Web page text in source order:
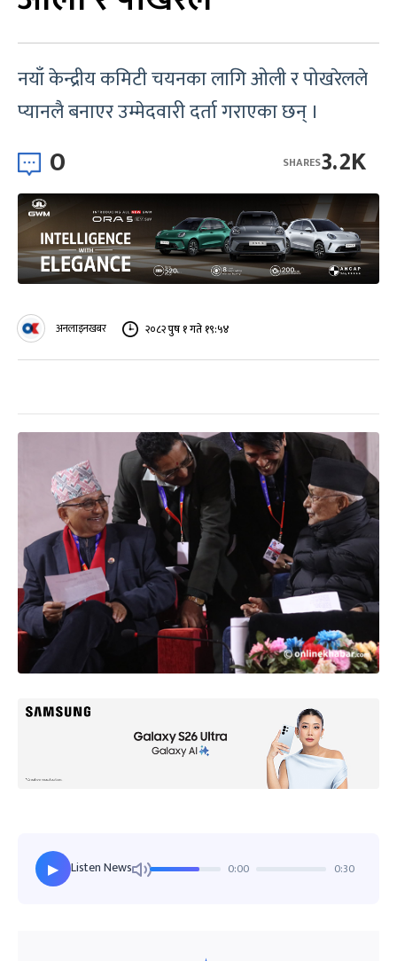
नयाँ केन्द्रीय कमिटी चयनका लागि ओली र पोखरेलले
प्यानलै बनाएर उम्मेदवारी दर्ता गराएका छन् ।
0 3.2K
SHARES
अनलाइनखबर २०८२ पुष १ गते १९:५४
▶ Listen News 0:00 0:30